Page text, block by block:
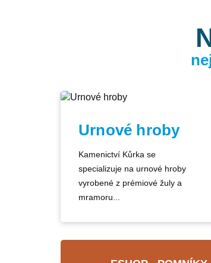
Urnové hroby
Kamenictví Kůrka se
specializuje na urnové hroby
vyrobené z prémiové žuly a
mramoru...